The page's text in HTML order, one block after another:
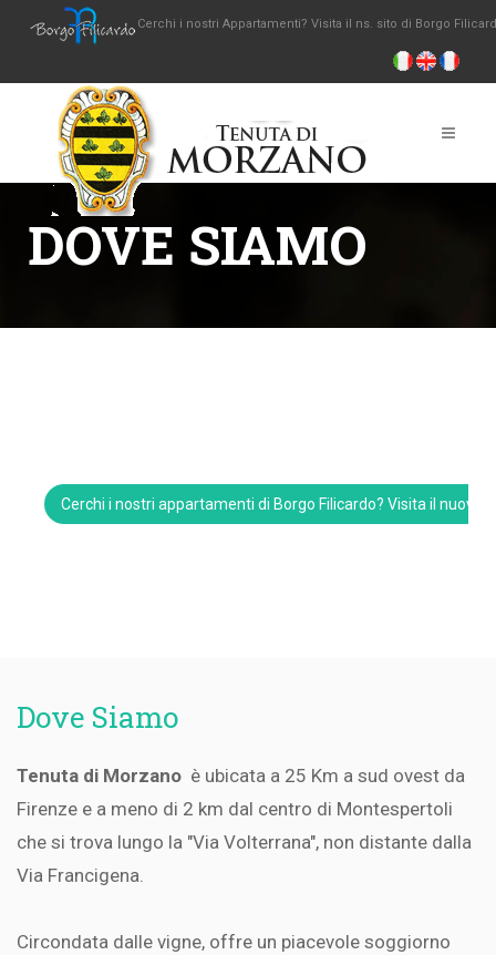
Cerchi i nostri Appartamenti? Visita il ns. sito di Borgo
DOVE SIAMO
Cerchi i nostri appartamenti di Borgo Filicardo? Visita il nuovo
Dove Siamo
Tenuta di Morzano è ubicata a 25 Km a sud ovest da
Firenze e a meno di 2 km dal centro di Montespertoli
che si trova lungo la "Via Volterrana", non distante dalla
Via Francigena.
Circondata dalle vigne, offre un piacevole soggiorno